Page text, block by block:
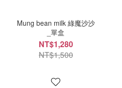
Mung bean milk 綠魔沙沙
_單盒
NT$1,280
NT$1,500